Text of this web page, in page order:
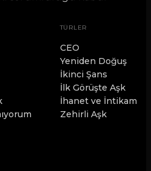
TÜRLER
CEO
Yeniden Doğuş
İkinci Şans
İlk Görüşte Aşk
İhanet ve İntikam
Zehirli Aşk